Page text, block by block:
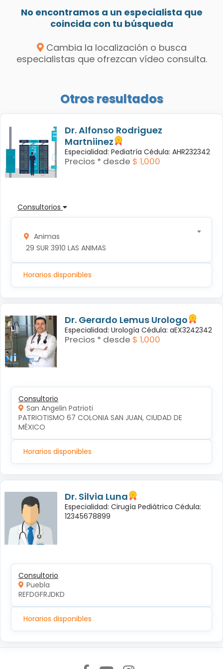
No encontramos a un especialista que
coincida con tu búsqueda
Cambia la localización o busca
especialistas que ofrezcan vídeo consulta.
Otros resultados
Dr. Alfonso Rodriguez
Martniinez
Especialidad: Pediatría Cédula: AHR232342
Precios * desde $ 1,000
Consultorios
Animas
29 SUR 3910 LAS ANIMAS
Horarios disponibles
Dr. Gerardo Lemus Urologo
Especialidad: Urología Cédula: aEX3242342
Precios * desde $ 1,000
Consultorio
San Angelin Patrioti
PATRIOTISMO 67 COLONIA SAN JUAN, CIUDAD DE
MÉXICO
Horarios disponibles
Dr. Silvia Luna
Especialidad: Cirugía Pediátrica Cédula:
12345678899
Consultorio
Puebla
REFDGFRJDKD
Horarios disponibles